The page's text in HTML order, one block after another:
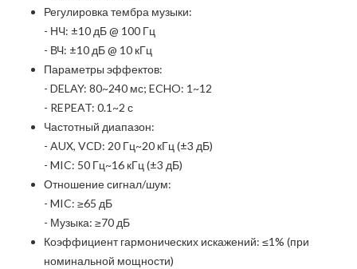
Регулировка тембра музыки:
- НЧ: ±10 дБ @ 100 Гц
- ВЧ: ±10 дБ @ 10 кГц
Параметры эффектов:
- DELAY: 80~240 мс; ECHO: 1~12
- REPEAT: 0.1~2 с
Частотный диапазон:
- AUX, VCD: 20 Гц~20 кГц (±3 дБ)
- MIC: 50 Гц~16 кГц (±3 дБ)
Отношение сигнал/шум:
- MIC: ≥65 дБ
- Музыка: ≥70 дБ
Коэффициент гармонических искажений: ≤1% (при
номинальной мощности)